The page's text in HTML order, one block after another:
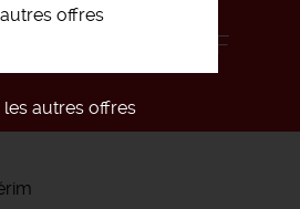
autres offres
les autres offres
DE LIGNE - CHEF